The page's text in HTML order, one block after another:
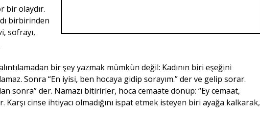
bir olaydır.
birbirinden
sofrayı,
bir şey yazmak mümkün değil: Kadının biri eşeğini
Sonra “En iyisi, ben hocaya gidip sorayım.” der ve gelip sorar.
sonra” der. Namazı bitirirler, hoca ce­maate dönüp: “Ey cemaat,
Karşı cinse ihtiyacı olmadığını ispat etmek isteyen biri ayağa kalkarak,